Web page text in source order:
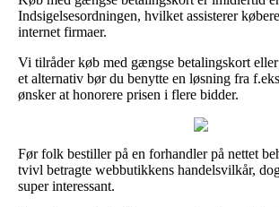
Indsigelsesordningen, hvilket assisterer
internet firmaer.
Vi tilråder køb med gængse betalingskort
et alternativ bør du benytte en løsning fra
ønsker at honorere prisen i flere bidder.
Før folk bestiller på en forhandler på nettet
tvivl betragte webbutikkens handelsvilkår,
super interessant.